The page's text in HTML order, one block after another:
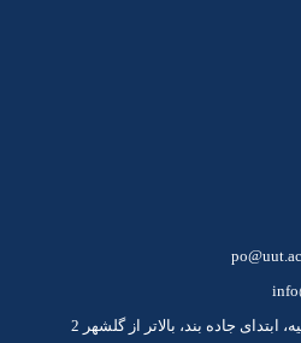
جاده بند، بالاتر از گلشهر 2